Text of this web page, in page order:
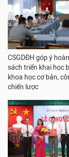
CSGDĐH góp ý
sách triển khai học
khoa học cơ bản,
chiến lược